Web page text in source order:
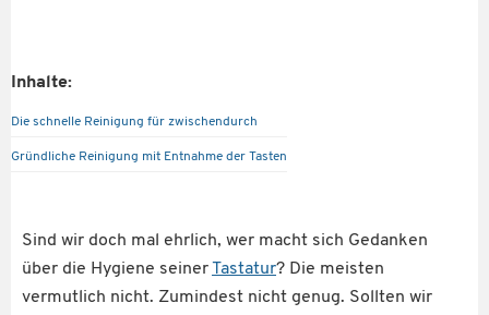
Inhalte:
Die schnelle Reinigung für zwischendurch
Gründliche Reinigung mit Entnahme der Tasten
Sind wir doch mal ehrlich, wer macht sich Gedanken
über die Hygiene seinerTastatur? Die meisten
vermutlich nicht. Zumindest nicht genug. Sollten wir